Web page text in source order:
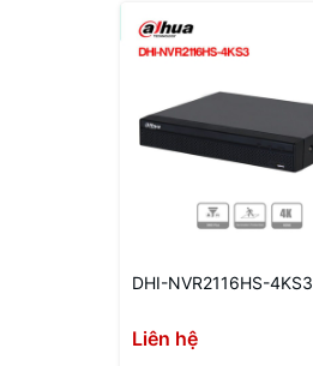
DHI-NVR2116HS-4KS3
Liên hệ